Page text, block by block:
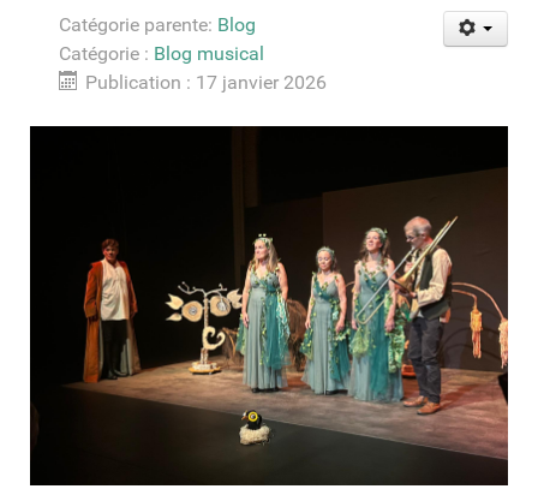
Catégorie parente: Blog
Catégorie : Blog musical
Publication : 17 janvier 2026